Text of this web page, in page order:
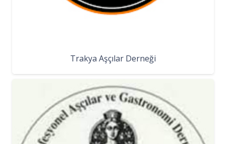
Trakya Aşçılar Derneği